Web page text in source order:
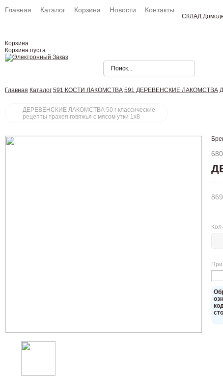
Главная Каталог Корзина Новости Контакты
СКЛАД
Корзина
Корзина пуста
Главная Каталог 591 КОСТИ ЛАКОМСТВА 591 ДЕРЕВЕНСКИЕ ЛАКОМСТВА
ДЕРЕВЕНСКИЕ ЛАКОМСТВА 50 г классические
рецепты трахея говяжья с мясом утки 1х8